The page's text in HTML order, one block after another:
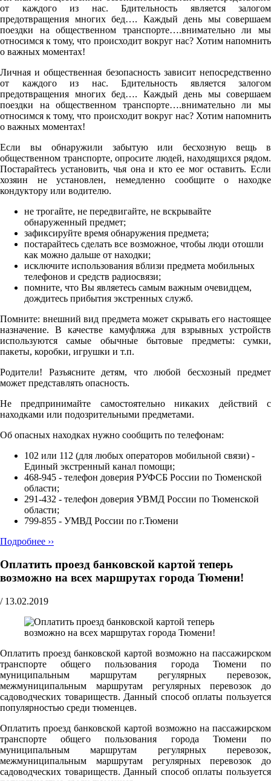
от каждого из нас. Бдительность является залогом
предотвращения многих бед…. Каждый день мы совершаем
поездки на общественном транспорте….внимательно ли мы
относимся к тому, что происходит вокруг нас? Хотим напомнить
о важных моментах!
Личная и общественная безопасность зависит непосредственно
от каждого из нас. Бдительность является залогом
предотвращения многих бед…. Каждый день мы совершаем
поездки на общественном транспорте….внимательно ли мы
относимся к тому, что происходит вокруг нас? Хотим напомнить
о важных моментах!
Если вы обнаружили забытую или бесхозную вещь в
общественном транспорте, опросите людей, находящихся рядом.
Постарайтесь установить, чья она и кто ее мог оставить. Если
хозяин не установлен, немедленно сообщите о находке
кондуктору или водителю.
не трогайте, не передвигайте, не вскрывайте
обнаруженный предмет;
зафиксируйте время обнаружения предмета;
постарайтесь сделать все возможное, чтобы люди отошли
как можно дальше от находки;
исключите использования вблизи предмета мобильных
телефонов и средств радиосвязи;
помните, что Вы являетесь самым важным очевидцем,
дождитесь прибытия экстренных служб.
Помните: внешний вид предмета может скрывать его настоящее
назначение. В качестве камуфляжа для взрывных устройств
используются самые обычные бытовые предметы: сумки,
пакеты, коробки, игрушки и т.п.
Родители! Разъясните детям, что любой бесхозный предмет
может представлять опасность.
Не предпринимайте самостоятельно никаких действий с
находками или подозрительными предметами.
Об опасных находках нужно сообщить по телефонам:
102 или 112 (для любых операторов мобильной связи) -
Единый экстренный канал помощи;
468-945 - телефон доверия РУФСБ России по Тюменской
области;
291-432 - телефон доверия УВМД России по Тюменской
области;
799-855 - УМВД России по г.Тюмени
Подробнее ››
Оплатить проезд банковской картой теперь
возможно на всех маршрутах города Тюмени!
/ 13.02.2019
Оплатить проезд банковской картой возможно на пассажирском
транспорте общего пользования города Тюмени по
муниципальным маршрутам регулярных перевозок,
межмуниципальным маршрутам регулярных перевозок до
садоводческих товариществ. Данный способ оплаты пользуется
популярностью среди тюменцев.
Оплатить проезд банковской картой возможно на пассажирском
транспорте общего пользования города Тюмени по
муниципальным маршрутам регулярных перевозок,
межмуниципальным маршрутам регулярных перевозок до
садоводческих товариществ. Данный способ оплаты пользуется